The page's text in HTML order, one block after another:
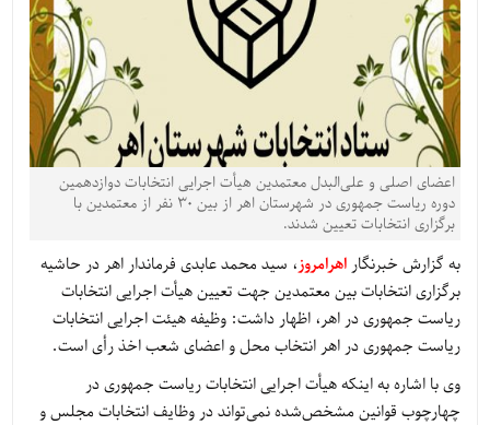
اعضای اصلی و علی‌البدل معتمدین هیأت اجرایی انتخابات دوازدهمین
دوره ریاست جمهوری در شهرستان اهر از بین ۳۰ نفر از معتمدین با
برگزاری انتخابات تعیین شدند.
به گزارش خبرنگاراهرامروز، سید محمد عابدی فرماندار اهر در حاشیه
برگزاری انتخابات بین معتمدین جهت تعیین هیأت اجرایی انتخابات
ریاست جمهوری در اهر، اظهار داشت: وظیفه هیئت اجرایی انتخابات
ریاست جمهوری در اهر انتخاب محل و اعضای شعب اخذ رأی است.
وی با اشاره به اینکه هیأت اجرایی انتخابات ریاست جمهوری در
چهارچوب قوانین مشخص‌شده نمی‌تواند در وظایف انتخابات مجلس و